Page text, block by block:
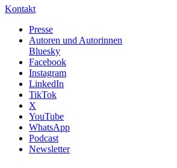
Kontakt
Presse
Autoren und Autorinnen
Bluesky
Facebook
Instagram
LinkedIn
TikTok
X
YouTube
WhatsApp
Podcast
Newsletter